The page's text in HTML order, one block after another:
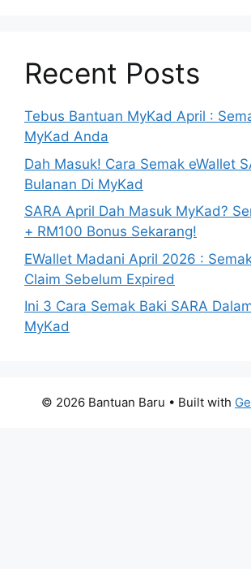
Recent Posts
Tebus Bantuan MyKad April :
MyKad Anda
Dah Masuk! Cara Semak eWallet
Bulanan Di MyKad
SARA April Dah Masuk MyKad?
+ RM100 Bonus Sekarang!
EWallet Madani April 2026 :
Claim Sebelum Expired
Ini 3 Cara Semak Baki SARA
MyKad
© 2026 Bantuan Baru • Built with